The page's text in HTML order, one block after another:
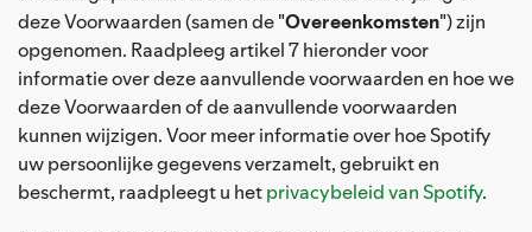
deze Voorwaarden (samen de "Overeenkomsten") zijn
opgenomen. Raadpleeg artikel 7 hieronder voor
informatie over deze aanvullende voorwaarden en hoe we
deze Voorwaarden of de aanvullende voorwaarden
kunnen wijzigen. Voor meer informatie over hoe Spotify
uw persoonlijke gegevens verzamelt, gebruikt en
beschermt, raadpleegt u hetprivacybeleid van Spotify.